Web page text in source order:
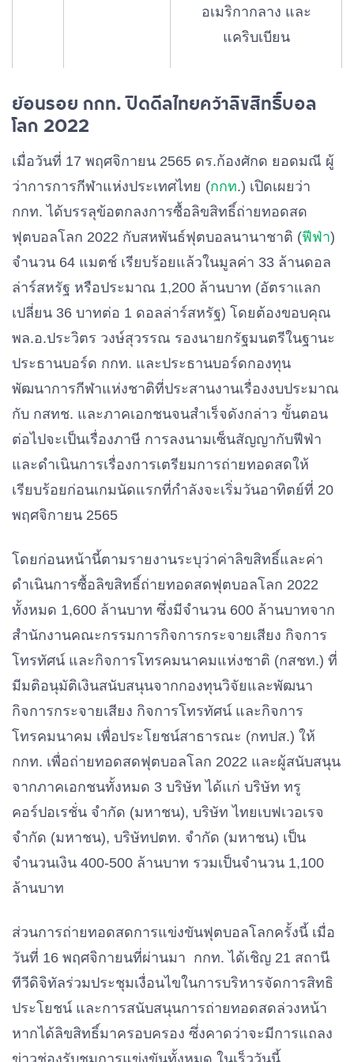
อเมริกากลาง และ
แคริบเบียน
21 โปรตุเกส
ผู้ชนะเพลย์ออฟ เส้นทาง
22 โปแลนด์
ผู้ชนะเพลย์ออฟ เส้นทาง
B ของทวีปยุโรป
23 กานา ผู้ชนะรอบสามของ CAF
24 เซเนกัล ผู้ชนะรอบสามของ CAF
25 โมร็อกโก ผู้ชนะรอบสามของ CAF
ตูนิเซีย ผู้ชนะรอบสามของ CAF
27 แคเมอรูน
28 เม็กซิโก
1 ใน 3 ทีมที่ดีที่สุดของ
ทวีปอเมริกาเหนือ
อเมริกากลาง และ
แคริบเบียน
29 สหรัฐอเมริกา
1 ใน 3 ทีมที่ดีที่สุดของ
ทวีปอเมริกาเหนือ
อเมริกากลาง และ
แคริบเบียน
เวลส์
ผู้ชนะเพลย์ออฟ เส้นทาง
A ของทวีปเอเชีย
31 ออสเตรเลีย
ผู้ชนะเพลย์ออฟระหว่าง
ทวีปเอเชียและทวีป
อเมริกาใต้
ผู้ชนะเพลย์ออฟระหว่าง
ย้อนรอย กกท. ปิดดีลไทยคว้าลิขสิทธิ์บอล
โลก 2022
เมื่อวันที่ 17 พฤศจิกายน 2565 ดร.ก้องศักด ยอดมณี ผู้
ว่าการการกีฬาแห่งประเทศไทย (กกท.) เปิดเผยว่า
กกท. ได้บรรลุข้อตกลงการซื้อลิขสิทธิ์ถ่ายทอดสด
ฟุตบอลโลก 2022 กับสหพันธ์ฟุตบอลนานาชาติ (ฟีฟ่า)
จำนวน 64 แมตช์ เรียบร้อยแล้วในมูลค่า 33 ล้านดอล
ล่าร์สหรัฐ หรือประมาณ 1,200 ล้านบาท (อัตราแลก
เปลี่ยน 36 บาทต่อ 1 ดอลล่าร์สหรัฐ) โดยต้องขอบคุณ
พล.อ.ประวิตร วงษ์สุวรรณ รองนายกรัฐมนตรีในฐานะ
ประธานบอร์ด กกท. และประธานบอร์ดกองทุน
พัฒนาการกีฬาแห่งชาติที่ประสานงานเรื่องงบประมาณ
กับ กสทช. และภาคเอกชนจนสำเร็จดังกล่าว ขั้นตอน
ต่อไปจะเป็นเรื่องภาษี การลงนามเซ็นสัญญากับฟีฟ่า
และดำเนินการเรื่องการเตรียมการถ่ายทอดสดให้
เรียบร้อยก่อนเกมนัดแรกที่กำลังจะเริ่มวันอาทิตย์ที่ 20
พฤศจิกายน 2565
โดยก่อนหน้านี้ตามรายงานระบุว่าค่าลิขสิทธิ์และค่า
ดำเนินการซื้อลิขสิทธิ์ถ่ายทอดสดฟุตบอลโลก 2022
ทั้งหมด 1,600 ล้านบาท ซึ่งมีจำนวน 600 ล้านบาทจาก
สำนักงานคณะกรรมการกิจการกระจายเสียง กิจการ
โทรทัศน์ และกิจการโทรคมนาคมแห่งชาติ (กสชท.) ที่
มีมติอนุมัติเงินสนับสนุนจากกองทุนวิจัยและพัฒนา
กิจการกระจายเสียง กิจการโทรทัศน์ และกิจการ
โทรคมนาคม เพื่อประโยชน์สาธารณะ (กทปส.) ให้
กกท. เพื่อถ่ายทอดสดฟุตบอลโลก 2022 และผู้สนับสนุน
จากภาคเอกชนทั้งหมด 3 บริษัท ได้แก่ บริษัท ทรู
คอร์ปอเรชั่น จํากัด (มหาชน), บริษัท ไทยเบฟเวอเรจ
จํากัด (มหาชน), บริษัทปตท. จำกัด (มหาชน) เป็น
จำนวนเงิน 400-500 ล้านบาท รวมเป็นจำนวน 1,100
ล้านบาท
ส่วนการถ่ายทอดสดการแข่งขันฟุตบอลโลกครั้งนี้ เมื่อ
วันที่ 16 พฤศจิกายนที่ผ่านมา กกท. ได้เชิญ 21 สถานี
ทีวีดิจิทัลร่วมประชุมเงื่อนไขในการบริหารจัดการสิทธิ
ประโยชน์ และการสนับสนุนการถ่ายทอดสดล่วงหน้า
หากได้ลิขสิทธิ์มาครอบครอง ซึ่งคาดว่าจะมีการแถลง
ข่าวช่องรับชมการแข่งขันทั้งหมด ในเร็ววันนี้